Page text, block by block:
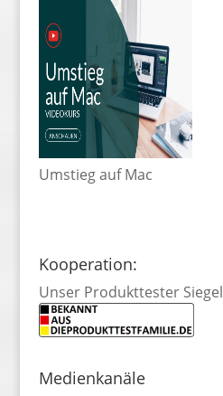
Umstieg auf Mac
Kooperation:
Unser Produkttester Siegel
Medienkanäle